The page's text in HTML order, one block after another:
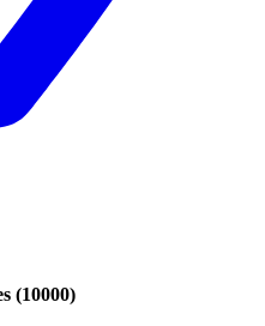
(10000)